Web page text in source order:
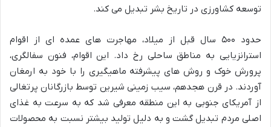
توسعه کشاورزی در تاریخ بشر تبدیل می کند.
حدود ۵۰۰ سال قبل از میلاد، مهاجرت های عمده ای از اقوام
استرانزیایی به مناطق ساحلی رخ داد. این اقوام، فنون سفالگری،
پرورش خوک و روش های پیشرفته ماهیگیری را با خود به ارمغان
آوردند. در قرن هجدهم، سیب زمینی شیرین توسط بازرگانان پرتغالی
از آمریکای جنوبی به این منطقه معرفی شد که به سرعت به غذای
اصلی مردم تبدیل گشت و به دلیل تولید بیشتر نسبت به محصولات